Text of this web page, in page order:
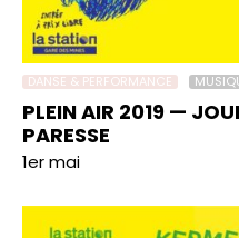
DANSE & PERFORMANCE
PLEIN AIR 2019 —
PARESSE
1er mai